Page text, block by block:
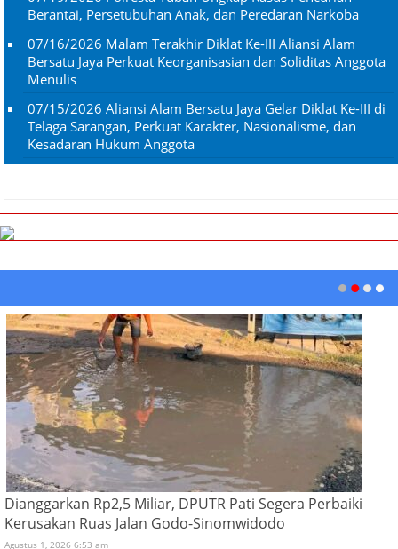
Berantai, Persetubuhan Anak, dan Peredaran Narkoba
07/16/2026 Malam Terakhir Diklat Ke-III Aliansi Alam
Bersatu Jaya Perkuat Keorganisasian dan Soliditas Anggota
Menulis
07/15/2026 Aliansi Alam Bersatu Jaya Gelar Diklat Ke-III di
Telaga Sarangan, Perkuat Karakter, Nasionalisme, dan
Kesadaran Hukum Anggota
Dianggarkan Rp2,5 Miliar, DPUTR Pati Segera Perbaiki
Kerusakan Ruas Jalan Godo-Sinomwidodo
Agustus 1, 2026 6:53 am